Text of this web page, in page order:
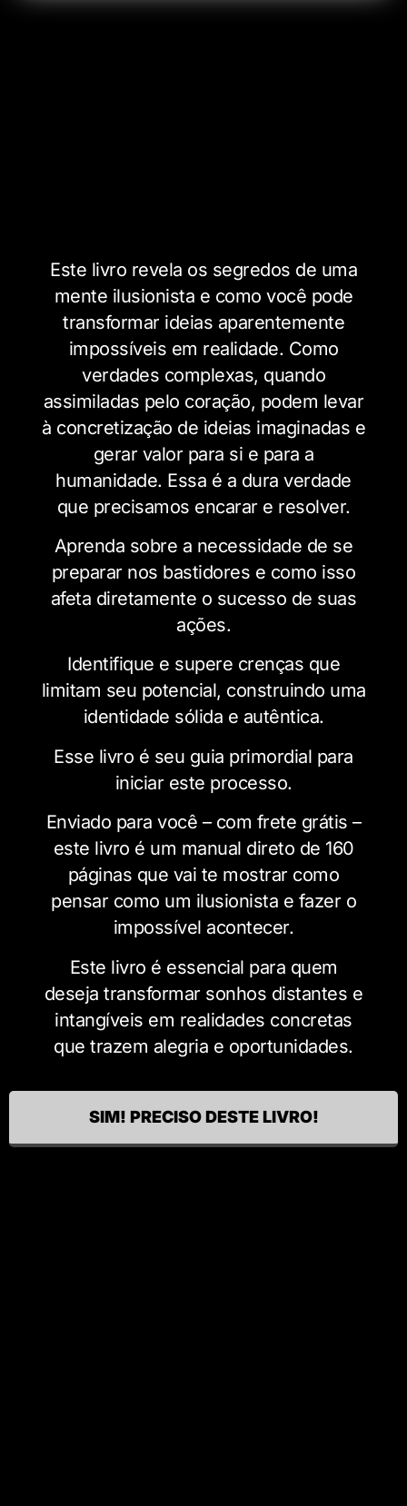
Este livro revela os segredos de uma
mente ilusionista e como você pode
transformar ideias aparentemente
impossíveis em realidade. Como
verdades complexas, quando
assimiladas pelo coração, podem levar
à concretização de ideias imaginadas e
gerar valor para si e para a
humanidade. Essa é a dura verdade
que precisamos encarar e resolver.
Aprenda sobre a necessidade de se
preparar nos bastidores e como isso
afeta diretamente o sucesso de suas
ações.
Identifique e supere crenças que
limitam seu potencial, construindo uma
identidade sólida e autêntica.
Esse livro é seu guia primordial para
iniciar este processo.
Enviado para você – com frete grátis –
este livro é um manual direto de 160
páginas que vai te mostrar como
pensar como um ilusionista e fazer o
impossível acontecer.
Este livro é essencial para quem
deseja transformar sonhos distantes e
intangíveis em realidades concretas
que trazem alegria e oportunidades.
SIM! PRECISO DESTE LIVRO!